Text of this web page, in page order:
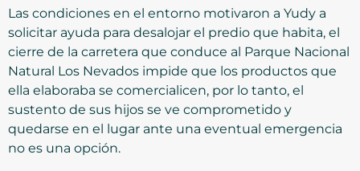
Las condiciones en el entorno motivaron a Yudy a
solicitar ayuda para desalojar el predio que habita, el
cierre de la carretera que conduce al Parque Nacional
Natural Los Nevados impide que los productos que
ella elaboraba se comercialicen, por lo tanto, el
sustento de sus hijos se ve comprometido y
quedarse en el lugar ante una eventual emergencia
no es una opción.